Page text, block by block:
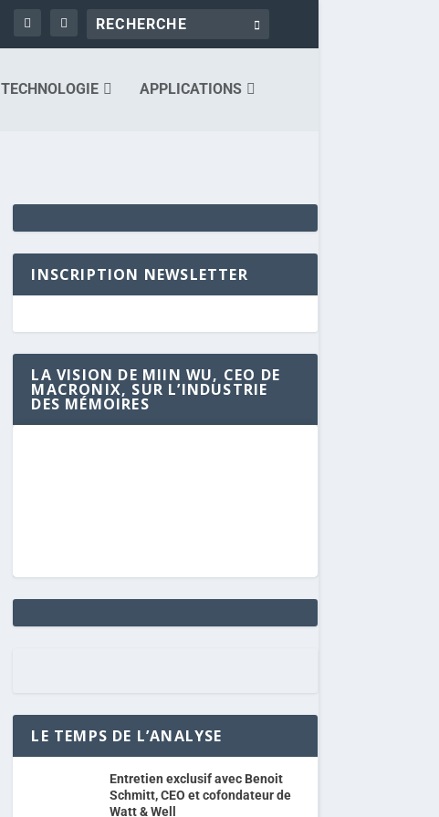
TECHNOLOGIE APPLICATIONS
INSCRIPTION NEWSLETTER
LA VISION DE MIIN WU, CEO DE
MACRONIX, SUR L’INDUSTRIE
DES MÉMOIRES
LE TEMPS DE L’ANALYSE
Entretien exclusif avec Benoit
Schmitt, CEO et cofondateur de
Watt & Well